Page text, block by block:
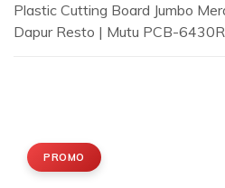
Plastic Cutting Board Jumbo
Dapur Resto | Mutu PCB-
PROMO